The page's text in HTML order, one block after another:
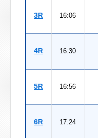
3R 16:06
4R 16:30
5R 16:56
6R 17:24